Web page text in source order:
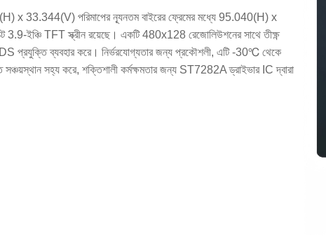
x 33.344(V) পরিমাপের ন্যূনতম বাইরের ফ্রেমের মধ্যে 95.040(H) x
ইঞ্চি TFT স্ক্রীন রয়েছে। একটি 480x128 রেজোলিউশনের সাথে তীক্ষ্ণ
প্রযুক্তি ব্যবহার করে। নির্ভরযোগ্যতার জন্য প্রকৌশলী, এটি -30℃ থেকে
সহ্য করে, শক্তিশালী কর্মক্ষমতার জন্য ST7282A ড্রাইভার IC দ্বারা